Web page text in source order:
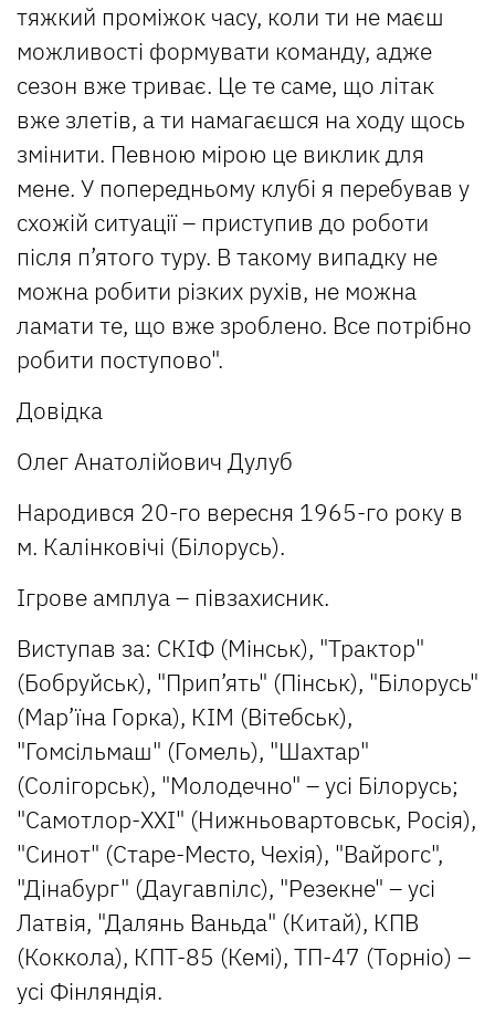
тяжкий проміжок часу, коли ти не маєш
можливості формувати команду, адже
сезон вже триває. Це те саме, що літак
вже злетів, а ти намагаєшся на ходу щось
змінити. Певною мірою це виклик для
мене. У попередньому клубі я перебував у
схожій ситуації – приступив до роботи
після п’ятого туру. В такому випадку не
можна робити різких рухів, не можна
ламати те, що вже зроблено. Все потрібно
робити поступово".
Довідка
Олег Анатолійович Дулуб
Народився 20-го вересня 1965-го року в
м. Калінковічі (Білорусь).
Ігрове амплуа – півзахисник.
Виступав за: СКІФ (Мінськ), "Трактор"
(Бобруйськ), "Прип’ять" (Пінськ), "Білорусь"
(Мар’їна Горка), КІМ (Вітебськ),
"Гомсільмаш" (Гомель), "Шахтар"
(Солігорськ), "Молодечно" – усі Білорусь;
"Самотлор-XXI" (Нижньовартовськ, Росія),
"Синот" (Старе-Место, Чехія), "Вайрогс",
"Дінабург" (Даугавпілс), "Резекне" – усі
Латвія, "Далянь Ваньда" (Китай), КПВ
(Коккола), КПТ-85 (Кемі), ТП-47 (Торніо) –
усі Фінляндія.